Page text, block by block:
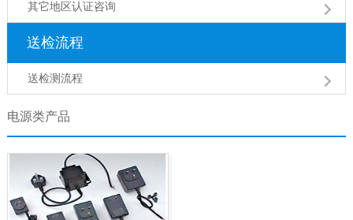
其它地区认证咨询
送检流程
送检测流程
电源类产品